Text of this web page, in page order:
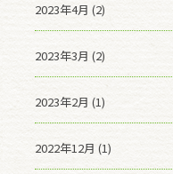
2023年4月 (2)
2023年3月 (2)
2023年2月 (1)
2022年12月 (1)